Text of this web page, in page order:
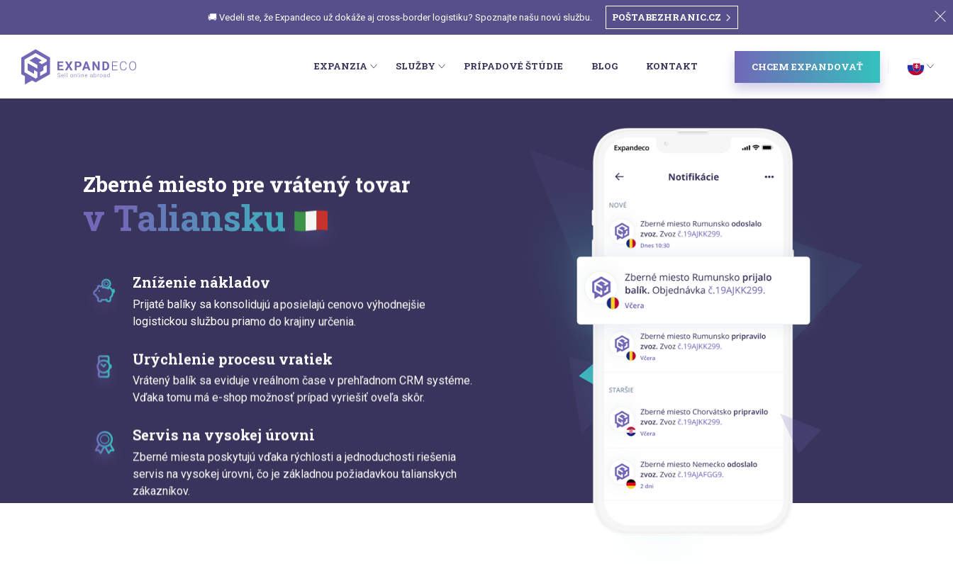
🚚 Vedeli ste, že Expandeco už dokáže aj cross-border logistiku? Spoznajte našu novú službu. POŠTABEZHRANIC.CZ
EXPANZIA SLUŽBY PRÍPADOVÉ ŠTÚDIE BLOG KONTAKT CHCEM EXPANDOVAŤ
Zberné miesto pre vrátený tovar
v Taliansku
Zníženie nákladov
Prijaté balíky sa konsolidujú a posielajú cenovo výhodnejšie
logistickou službou priamo do krajiny určenia.
Urýchlenie procesu vratiek
Vrátený balík sa eviduje v reálnom čase v prehľadnom CRM systéme.
Vďaka tomu má e-shop možnosť prípad vyriešiť oveľa skôr.
Servis na vysokej úrovni
Zberné miesta poskytujú vďaka rýchlosti a jednoduchosti riešenia
servis na vysokej úrovni, čo je základnou požiadavkou talianskych
zákazníkov.